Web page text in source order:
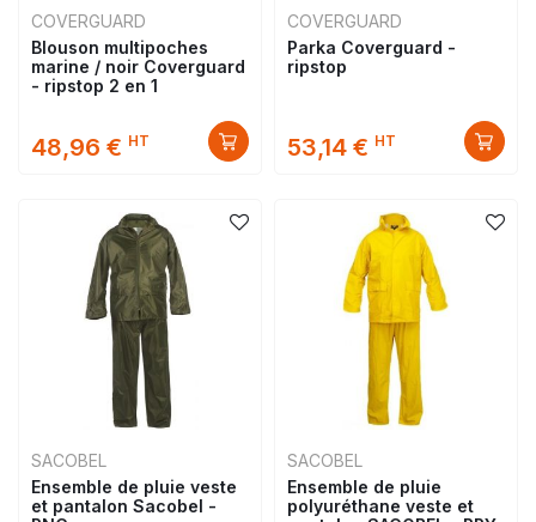
COVERGUARD
Blouson multipoches
marine / noir Coverguard
- ripstop 2 en 1
48,96 € HT
COVERGUARD
Parka Coverguard -
ripstop
53,14 € HT
SACOBEL
Ensemble de pluie veste
et pantalon Sacobel -
SACOBEL
Ensemble de pluie
polyuréthane veste et